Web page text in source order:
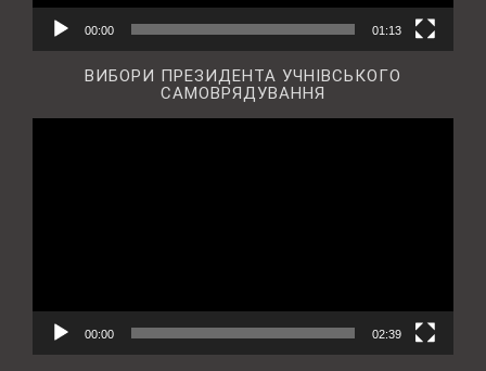
00:00 01:13
ВИБОРИ ПРЕЗИДЕНТА УЧНІВСЬКОГО
САМОВРЯДУВАННЯ
00:00 02:39